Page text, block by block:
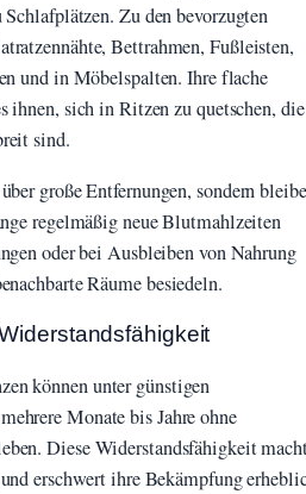
Zu den bevorzugten
Bettrahmen, Fußleisten,
und in Möbelspalten. Ihre flache
ihnen, sich in Ritzen zu quetschen, die
sind.
große Entfernungen, sondern
regelmäßig neue Blutmahlzeiten
oder bei Ausbleiben von Nahrung
Räume besiedeln.
können unter günstigen
Monate bis Jahre ohne
Diese Widerstandsfähigkeit
erschwert ihre Bekämpfung